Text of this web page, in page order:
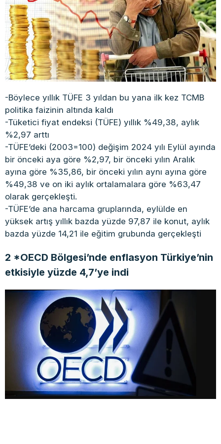
-Böylece yıllık TÜFE 3 yıldan bu yana ilk kez TCMB
politika faizinin altında kaldı
-Tüketici fiyat endeksi (TÜFE) yıllık %49,38, aylık
%2,97 arttı
-TÜFE’deki (2003=100) değişim 2024 yılı Eylül ayında
bir önceki aya göre %2,97, bir önceki yılın Aralık
ayına göre %35,86, bir önceki yılın aynı ayına göre
%49,38 ve on iki aylık ortalamalara göre %63,47
olarak gerçekleşti.
-TÜFE’de ana harcama gruplarında, eylülde en
yüksek artış yıllık bazda yüzde 97,87 ile konut, aylık
bazda yüzde 14,21 ile eğitim grubunda gerçekleşti
2 *OECD Bölgesi’nde enflasyon Türkiye’nin
etkisiyle yüzde 4,7’ye indi